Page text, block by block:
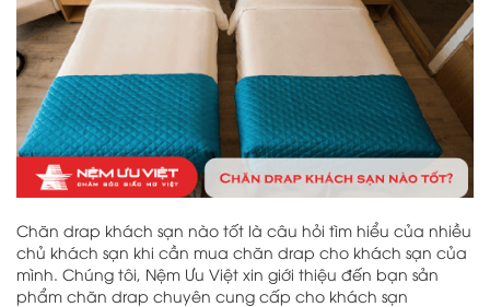
Chăn drap khách sạn nào tốt là câu hỏi tìm hiểu của nhiều
chủ khách sạn khi cần mua chăn drap cho khách sạn của
mình. Chúng tôi, Nệm Ưu Việt xin giới thiệu đến bạn sản
phẩm chăn drap chuyên cung cấp cho khách sạn